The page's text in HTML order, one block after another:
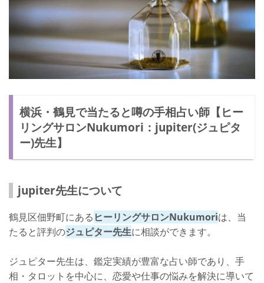
横浜・鶴見で当たると噂の手相占い師【ヒー
リングサロンNukumori：jupiter(ジュピタ
ー)先生】
jupiter先生について
鶴見区佃野町にある ヒーリングサロンNukumoriは、当
たると評判のジュピター先生に相談ができます。
ジュピター先生は、鑑定実績が豊富な占い師であり、手
相・タロットを中心に、恋愛や仕事の悩みを解決に導いて